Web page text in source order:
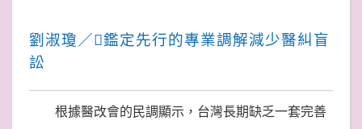
劉淑瓊／鑑定先行的專業調解減少醫糾盲
訟
根據醫改會的民調顯示，台灣長期缺乏一套完善